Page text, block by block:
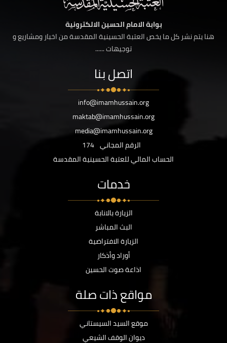
بوابة الامام الحسين الالكترونية
هنا يتم نشر كل ما يخص العتبة الحسينية المقدسة من اخبار ومشاريع و
توجيهات ......
اتصل بنا
info@imamhussain.org
maktab@imamhussain.org
media@imamhussain.org
الرقم المجاني 174
الحساب المالي للعتبة الحسينية المقدسة
خدمات
الزيارة بالانابة
البث المباشر
الزيارة الافتراضية
أوراد وأذكار
اذاعة صوت الحسين
مواقع ذات صلة
موقع السيد السيستاني
ديوان الوقف الشيعي